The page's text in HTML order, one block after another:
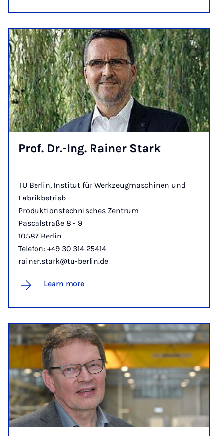
Prof. Dr.-Ing. Rain­er Stark
TU Berlin, Institut für Werkzeugmaschinen und
Fabrikbetrieb
Produktionstechnisches Zentrum
Pascalstraße 8 - 9
10587 Berlin
Telefon: +49 30 314 25414
rainer.stark@tu-berlin.de
Learn more